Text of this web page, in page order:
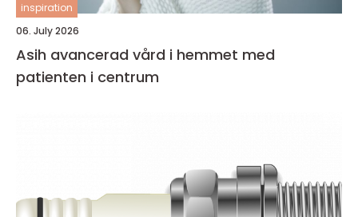
inspiration
06. July 2026
Asih avancerad vård i hemmet med
patienten i centrum